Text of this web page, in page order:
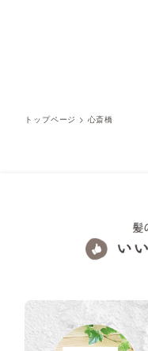
トップページ > 心斎橋